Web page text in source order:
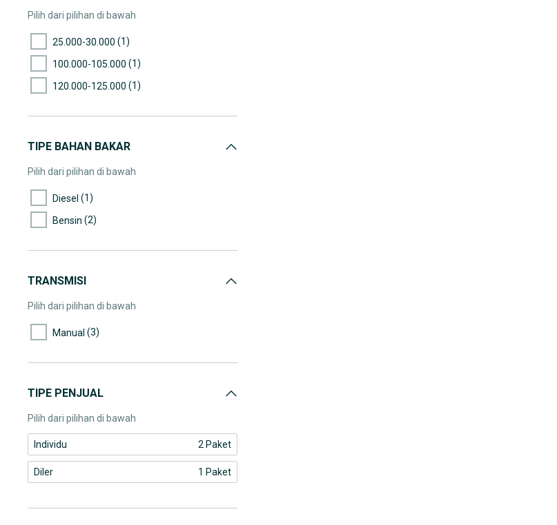
Pilih dari pilihan di bawah
25.000-30.000 (1)
100.000-105.000 (1)
120.000-125.000 (1)
TIPE BAHAN BAKAR
Pilih dari pilihan di bawah
Diesel (1)
Bensin (2)
TRANSMISI
Pilih dari pilihan di bawah
Manual (3)
TIPE PENJUAL
Pilih dari pilihan di bawah
Individu 2 Paket
Diler 1 Paket